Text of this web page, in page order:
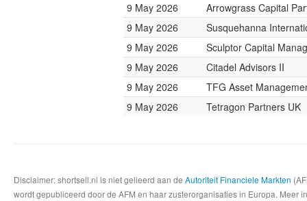
9 May 2026
Arrowgrass Capital
9 May 2026
Susquehanna
9 May 2026
Sculptor Capital
9 May 2026
Citadel Advisors II
9 May 2026
TFG Asset
9 May 2026
Tetragon Partners UK
Disclaimer: shortsell.nl is niet gelieerd aan de Autoriteit Financiele Markten
wordt gepubliceerd door de AFM en haar zusterorganisaties in Europa.